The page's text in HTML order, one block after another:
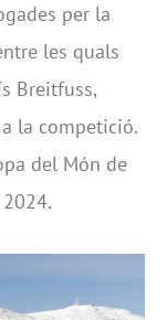
per la
les quals
Breitfuss,
la competició.
del Món de